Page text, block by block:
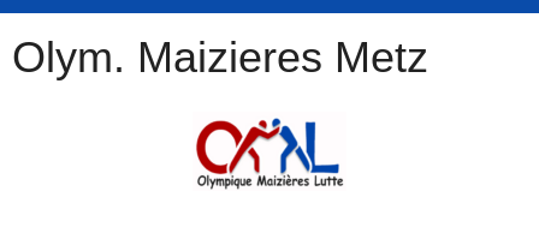
Olym. Maizieres Metz